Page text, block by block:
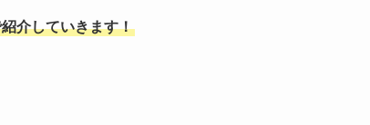
介していきます！